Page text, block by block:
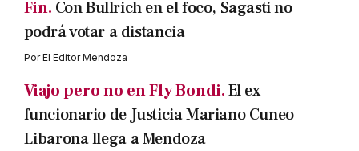
Fin. Con Bullrich en el foco, Sagasti no
podrá votar a distancia
PorEl Editor Mendoza
Viajo pero no en Fly Bondi.El ex
funcionario de Justicia Mariano Cuneo
Libarona llega a Mendoza